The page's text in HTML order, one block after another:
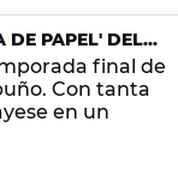
DE PAPEL' DEL
final de
Con tanta
en un